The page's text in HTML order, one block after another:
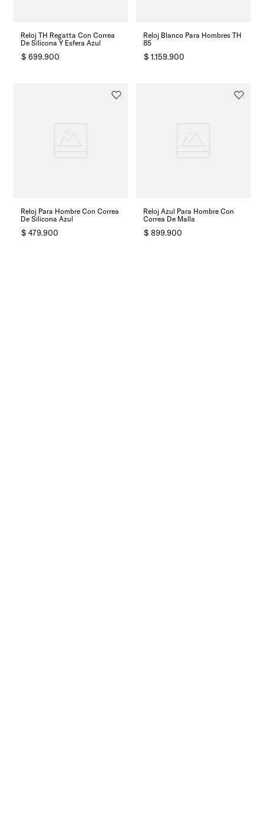
Reloj TH Regatta Con Correa
De Silicona Y Esfera Azul
$ 699.900
Reloj Blanco Para Hombres TH
85
$ 1.159.900
Reloj Para Hombre Con Correa
De Silicona Azul
$ 479.900
Reloj Azul Para Hombre Con
Correa De Malla
$ 899.900